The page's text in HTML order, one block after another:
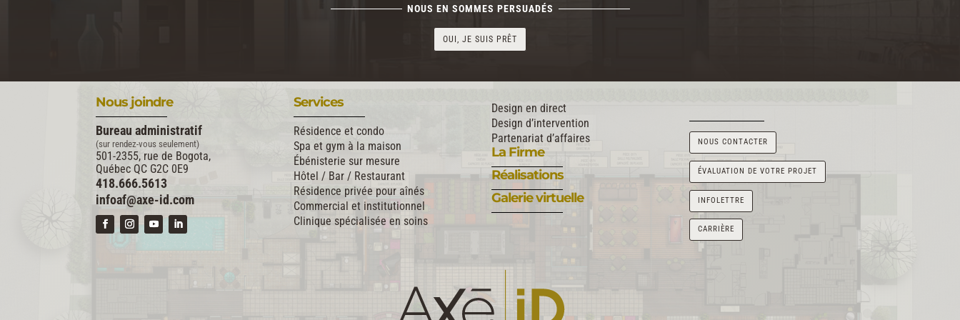
NOUS EN SOMMES PERSUADÉS
OUI, JE SUIS PRÊT
Nous joindre
Bureau administratif
(sur rendez-vous seulement)
501-2355, rue de Bogota,
Québec QC G2C 0E9
418.666.5613
infoaf@axe-id.com
Services
Résidence et condo
Spa et gym à la maison
Ébénisterie sur mesure
Hôtel / Bar / Restaurant
Résidence privée pour aînés
Commercial et institutionnel
Clinique spécialisée en soins
Design en direct
Design d’intervention
Partenariat d’affaires
La Firme
Réalisations
Galerie virtuelle
NOUS CONTACTER
ÉVALUATION DE VOTRE PROJET
INFOLETTRE
CARRIÈRE